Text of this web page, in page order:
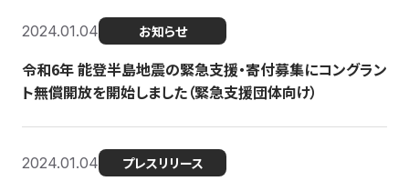
2024.01.04 お知らせ
令和6年 能登半島地震の緊急支援・寄付募集にコングラン
ト無償開放を開始しました（緊急支援団体向け）
2024.01.04 プレスリリース